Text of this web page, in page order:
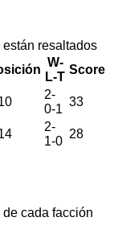
están resaltados
W-
L-T
Score
2-
0-1
33
2-
1-0
28
cada facción